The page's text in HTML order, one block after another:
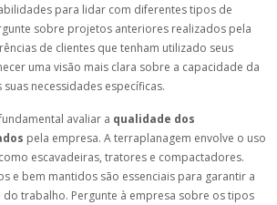
para lidar com diferentes tipos de
sobre projetos anteriores realizados pela
de clientes que tenham utilizado seus
uma visão mais clara sobre a capacidade da
necessidades específicas.
avaliar a qualidade dos
pela empresa. A terraplanagem envolve o uso
escavadeiras, tratores e compactadores.
e bem mantidos são essenciais para garantir a
do trabalho. Pergunte à empresa sobre os tipos